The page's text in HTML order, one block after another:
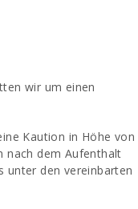
wir um einen
Kaution in Höhe von
nach dem Aufenthalt
unter den vereinbarten